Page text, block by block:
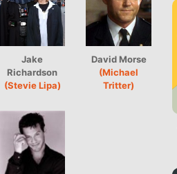
Jake
Richardson
(Stevie Lipa)
David Morse
(Michael
Tritter)